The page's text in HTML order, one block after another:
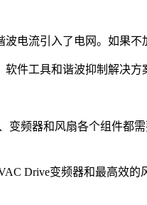
电流引入了电网。如果
件工具和谐波抑制解决方
频器和风扇各个组件
Drive变频器和最高效的